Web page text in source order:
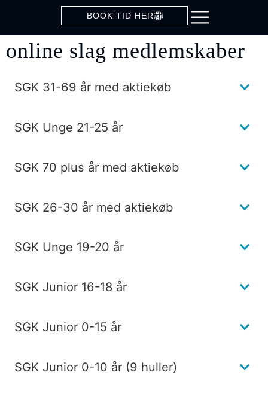
BOOK TID HER
online slag medlemskaber